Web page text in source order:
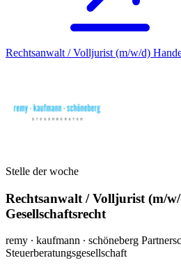
Rechtsanwalt / Volljurist (m/w/d)
Stelle der woche
Rechtsanwalt / Volljurist (m/
Gesellschaftsrecht
remy ∙ kaufmann ∙ schöneberg
Steuerberatungsgesellschaft